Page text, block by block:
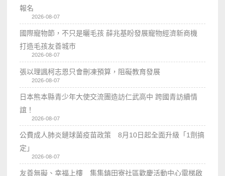
報名
2026-08-07
國際寵物節，不只是曬毛孩 薛兆基盼發展寵物經濟新商機
打造毛孩友善城市
2026-08-07
張以理諷柯志恩只會刪凍預算，阻礙教育發展
2026-08-07
日本熊本縣青少年大使交流團造訪仁武高中 跨國青訪續情
誼！
2026-08-07
公費成人肺炎鏈球菌疫苗政策 8月10日起全面升級「1劑搞
定」
2026-08-07
友善無礙、幸福上樓 集集鎮田寮社區歡慶活動中心電梯啟